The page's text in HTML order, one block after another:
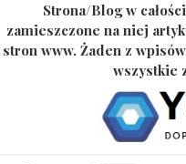
Strona/Blog w
zamieszczone na niej
stron www. Żaden z
wszystkie